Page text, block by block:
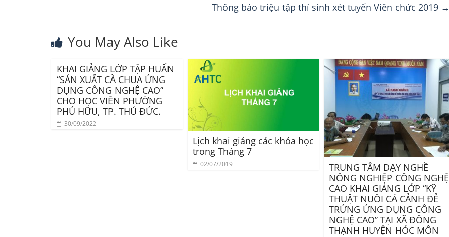
Thông báo triệu tập thí sinh xét tuyển Viên chức 2019 →
You May Also Like
KHAI GIẢNG LỚP TẬP HUẤN
“SẢN XUẤT CÀ CHUA ỨNG
DỤNG CÔNG NGHỆ CAO”
CHO HỌC VIÊN PHƯỜNG
PHÚ HỮU, TP. THỦ ĐỨC.
30/09/2022
Lịch khai giảng các khóa học
trong Tháng 7
02/07/2019
TRUNG TÂM DẠY NGHỀ
NÔNG NGHIỆP CÔNG NGHỆ
CAO KHAI GIẢNG LỚP “KỸ
THUẬT NUÔI CÁ CẢNH ĐẺ
TRỨNG ỨNG DỤNG CÔNG
NGHỆ CAO” TẠI XÃ ĐÔNG
THẠNH HUYỆN HÓC MÔN